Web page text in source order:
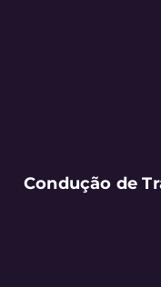
Condução de